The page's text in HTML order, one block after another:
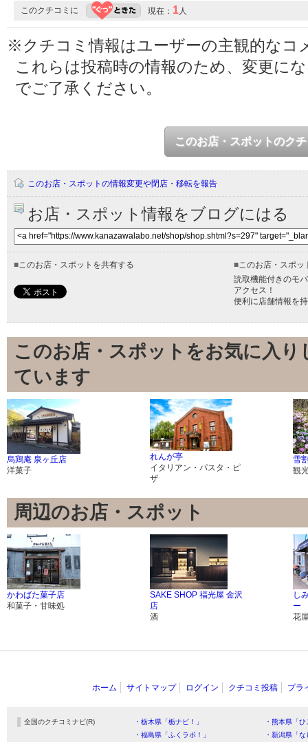
このクチコミに 現在： 1 人
※クチコミ情報はユーザーの主観的なコ
これらは投稿時の情報のため、変更に
でご了承ください。
このお店・スポットのク
このお店・スポットの情報変更や閉店・移転を報告
お店・スポット情報をブログにはる
■ このお店・スポットを共有する ■ このお店・スポ
読取機能付きのモ
アクセス！
便利に店舗情報を
このお店・スポットをお気に入
ています
烏鶏庵 泉ヶ丘店
洋菓子
れんが亭
イタリアン・パスタ・ピ
ザ
雪
観
周辺のお店・スポット
かわばた菓子店
和菓子・甘味処
SAKE SHOP 福光屋 金沢
店
酒
し
ー
花
ホーム サイトマップ ログイン クチコミ投稿 プラ
全国のクチコミナビ(R) ・栃木県「栃ナビ！」
・熊本県「
・福島県「ふくラボ！」
・新潟県「